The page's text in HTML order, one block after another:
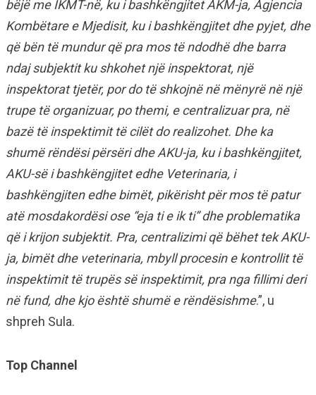
bëjë me IKMT-në, ku i bashkëngjitet AKM-ja, Agjencia
Kombëtare e Mjedisit, ku i bashkëngjitet dhe pyjet, dhe
që bën të mundur që pra mos të ndodhë dhe barra
ndaj subjektit ku shkohet një inspektorat, një
inspektorat tjetër, por do të shkojnë në mënyrë në një
trupe të organizuar, po themi, e centralizuar pra, në
bazë të inspektimit të cilët do realizohet. Dhe ka
shumë rëndësi përsëri dhe AKU-ja, ku i bashkëngjitet,
AKU-së i bashkëngjitet edhe Veterinaria, i
bashkëngjiten edhe bimët, pikërisht për mos të patur
atë mosdakordësi ose “eja ti e ik ti” dhe problematika
që i krijon subjektit. Pra, centralizimi që bëhet tek AKU-
ja, bimët dhe veterinaria, mbyll procesin e kontrollit të
inspektimit të trupës së inspektimit, pra nga fillimi deri
në fund, dhe kjo është shumë e rëndësishme.”, u
shpreh Sula.
Top Channel